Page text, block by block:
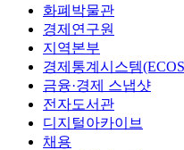
화폐박물관
경제연구원
지역본부
경제통계시스템
금융·경제 스냅샷
전자도서관
디지털아카이브
채용